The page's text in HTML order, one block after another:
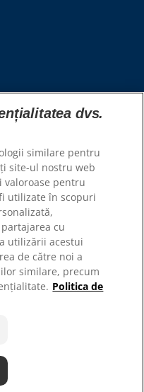
Inc.
document, indică
înregistrată numai în
în alte zone geografice
site este supusă
juridică
dvs.
similare pentru
site-ul nostru web
valoroase pentru
utilizate în scopuri
cu
utilizării acestui
de către noi a
similare, precum
Politica de